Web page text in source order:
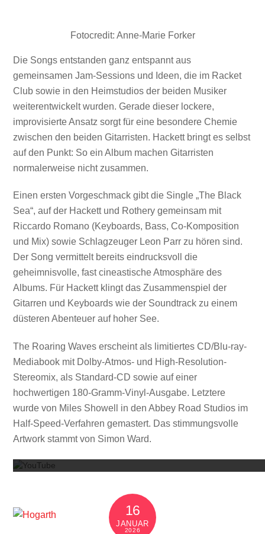
Fotocredit: Anne-Marie Forker
Die Songs entstanden ganz entspannt aus
gemeinsamen Jam-Sessions und Ideen, die im Racket
Club sowie in den Heimstudios der beiden Musiker
weiterentwickelt wurden. Gerade dieser lockere,
improvisierte Ansatz sorgt für eine besondere Chemie
zwischen den beiden Gitarristen. Hackett bringt es selbst
auf den Punkt: So ein Album machen Gitarristen
normalerweise nicht zusammen.
Einen ersten Vorgeschmack gibt die Single „The Black
Sea“, auf der Hackett und Rothery gemeinsam mit
Riccardo Romano (Keyboards, Bass, Co-Komposition
und Mix) sowie Schlagzeuger Leon Parr zu hören sind.
Der Song vermittelt bereits eindrucksvoll die
geheimnisvolle, fast cineastische Atmosphäre des
Albums. Für Hackett klingt das Zusammenspiel der
Gitarren und Keyboards wie der Soundtrack zu einem
düsteren Abenteuer auf hoher See.
The Roaring Waves erscheint als limitiertes CD/Blu-ray-
Mediabook mit Dolby-Atmos- und High-Resolution-
Stereomix, als Standard-CD sowie auf einer
hochwertigen 180-Gramm-Vinyl-Ausgabe. Letztere
wurde von Miles Showell in den Abbey Road Studios im
Half-Speed-Verfahren gemastert. Das stimmungsvolle
Artwork stammt von Simon Ward.
Mit
16
JANUAR
2026